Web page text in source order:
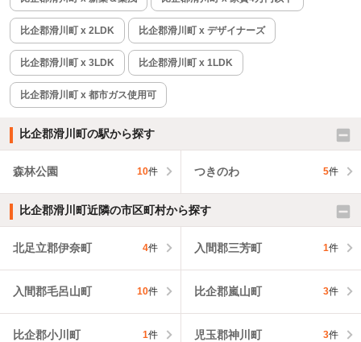
比企郡滑川町 x 2LDK 比企郡滑川町 x デザイナーズ
比企郡滑川町 x 3LDK 比企郡滑川町 x 1LDK
比企郡滑川町 x 都市ガス使用可
比企郡滑川町の駅から探す
森林公園 10件 つきのわ 5件
比企郡滑川町近隣の市区町村から探す
北足立郡伊奈町 4件 入間郡三芳町 1件
入間郡毛呂山町 10件 比企郡嵐山町 3件
比企郡小川町 1件 児玉郡神川町 3件